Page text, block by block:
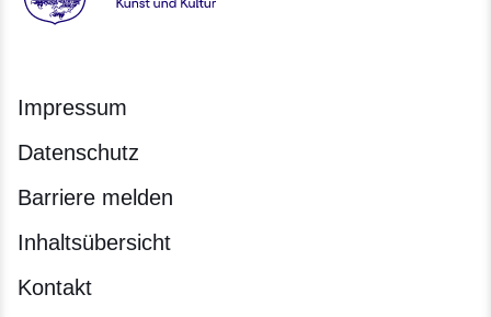
Hessen - Hessisches Ministerium für Wissenschaft und
Impressum
Datenschutz
Barriere melden
Inhaltsübersicht
Kontakt